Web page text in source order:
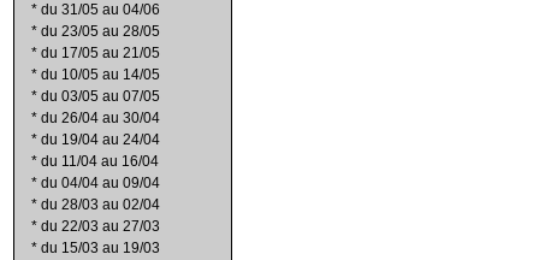
* du 31/05 au 04/06
* du 23/05 au 28/05
* du 17/05 au 21/05
* du 10/05 au 14/05
* du 03/05 au 07/05
* du 26/04 au 30/04
* du 19/04 au 24/04
* du 11/04 au 16/04
* du 04/04 au 09/04
* du 28/03 au 02/04
* du 22/03 au 27/03
* du 15/03 au 19/03